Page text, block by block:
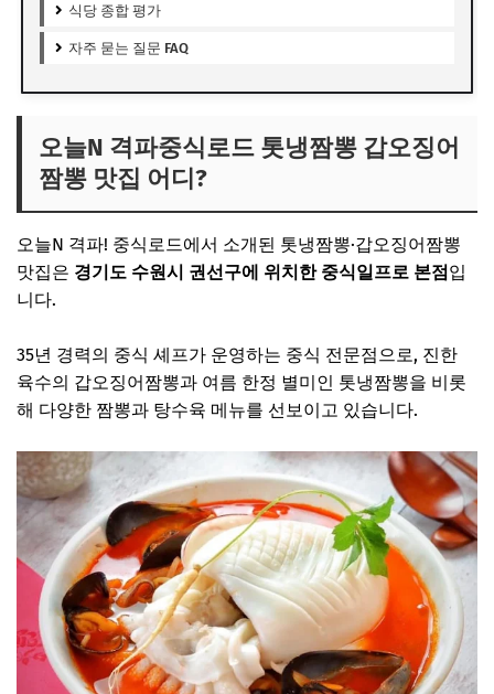
식당 종합 평가
자주 묻는 질문 FAQ
오늘N 격파중식로드 톳냉짬뽕 갑오징어
짬뽕 맛집 어디?
오늘N 격파! 중식로드에서 소개된 톳냉짬뽕·갑오징어짬뽕
맛집은 경기도 수원시 권선구에 위치한 중식일프로 본점입
니다.
35년 경력의 중식 셰프가 운영하는 중식 전문점으로, 진한
육수의 갑오징어짬뽕과 여름 한정 별미인 톳냉짬뽕을 비롯
해 다양한 짬뽕과 탕수육 메뉴를 선보이고 있습니다.